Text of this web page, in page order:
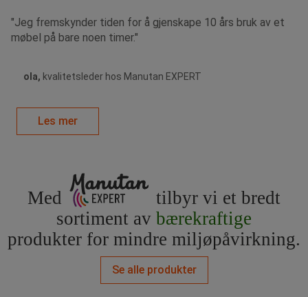
"Jeg fremskynder tiden for å gjenskape 10 års bruk av et
møbel på bare noen timer."
ola, kvalitetsleder hos Manutan EXPERT
Les mer
Med
tilbyr vi et bredt
sortiment av bærekraftige
produkter for mindre miljøpåvirkning.
Se alle produkter